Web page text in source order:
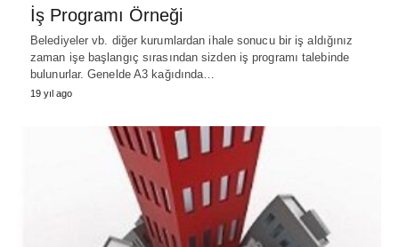
İş Programı Örneği
Belediyeler vb. diğer kurumlardan ihale sonucu bir iş aldığınız
zaman işe başlangıç sırasından sizden iş programı talebinde
bulunurlar. Genelde A3 kağıdında…
19 yıl ago